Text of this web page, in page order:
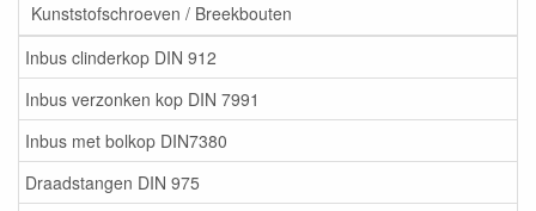
Kunststofschroeven / Breekbouten
Inbus clinderkop DIN 912
Inbus verzonken kop DIN 7991
Inbus met bolkop DIN7380
Draadstangen DIN 975